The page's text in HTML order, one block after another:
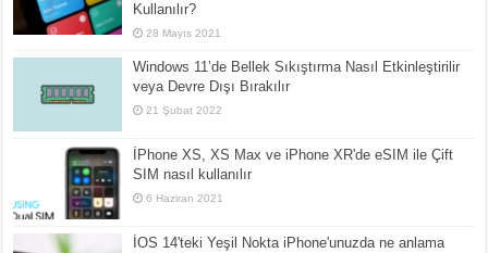
Kullanılır?
28 Mayıs 2021
Windows 11’de Bellek Sıkıştırma Nasıl Etkinleştirilir
veya Devre Dışı Bırakılır
21 Şubat 2022
İPhone XS, XS Max ve iPhone XR'de eSIM ile Çift
SIM nasıl kullanılır
6 Haziran 2021
İOS 14'teki Yeşil Nokta iPhone'unuzda ne anlama